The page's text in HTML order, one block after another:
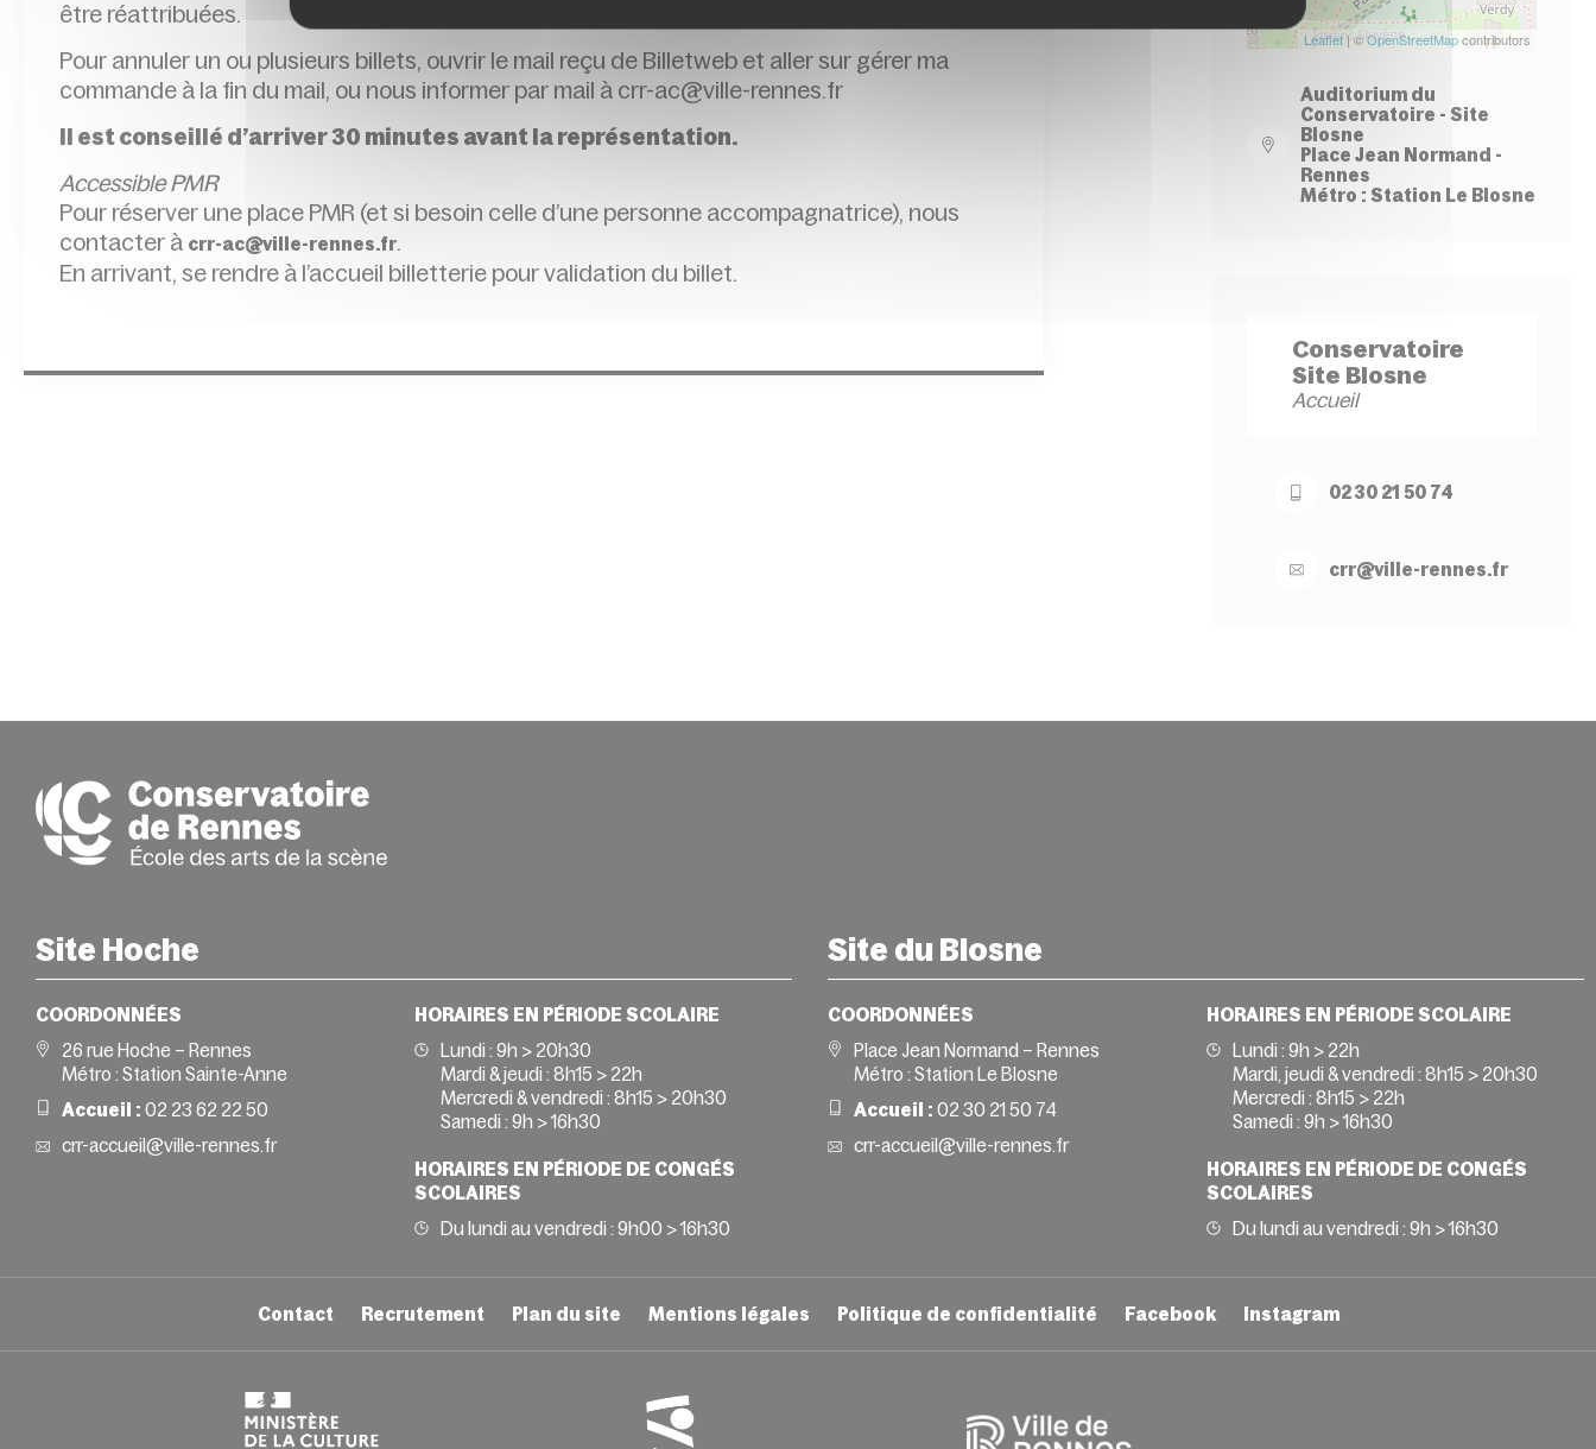
être réattribuées.
Pour annuler un ou plusieurs billets, ouvrir le mail reçu de Billetweb et aller sur gérer ma
commande à la fin du mail, ou nous informer par mail à crr-ac@ville-rennes.fr
Il est conseillé d’arriver 30 minutes avant la représentation.
Accessible PMR
Pour réserver une place PMR (et si besoin celle d’une personne accompagnatrice), nous
contacter à crr-ac@ville-rennes.fr.
En arrivant, se rendre à l’accueil billetterie pour validation du billet.
Leaflet| ©OpenStreetMapcontributors
Auditorium du
Conservatoire - Site
Blosne
Place Jean Normand -
Rennes
Métro : Station Le Blosne
Conservatoire
Site Blosne
Accueil
02 30 21 50 74
crr@ville-rennes.fr
Site Hoche
COORDONNÉES
26 rue Hoche – Rennes
Métro : Station Sainte-Anne
Accueil : 02 23 62 22 50
crr-accueil@ville-rennes.fr
HORAIRES EN PÉRIODE SCOLAIRE
Lundi : 9h > 20h30
Mardi & jeudi : 8h15 > 22h
Mercredi & vendredi : 8h15 > 20h30
Samedi : 9h > 16h30
HORAIRES EN PÉRIODE DE CONGÉS
SCOLAIRES
Du lundi au vendredi : 9h00 > 16h30
Site du Blosne
COORDONNÉES
Place Jean Normand – Rennes
Métro : Station Le Blosne
Accueil : 02 30 21 50 74
crr-accueil@ville-rennes.fr
HORAIRES EN PÉRIODE SCOLAIRE
Lundi : 9h > 22h
Mardi, jeudi & vendredi : 8h15 > 20h30
Mercredi : 8h15 > 22h
Samedi : 9h > 16h30
HORAIRES EN PÉRIODE DE CONGÉS
SCOLAIRES
Du lundi au vendredi : 9h > 16h30
Contact Recrutement Plan du site Mentions légales Politique de confidentialité Facebook Instagram